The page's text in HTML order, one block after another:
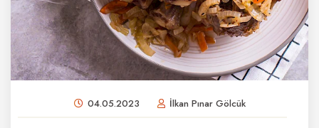
04.05.2023 İlkan Pınar Gölcük